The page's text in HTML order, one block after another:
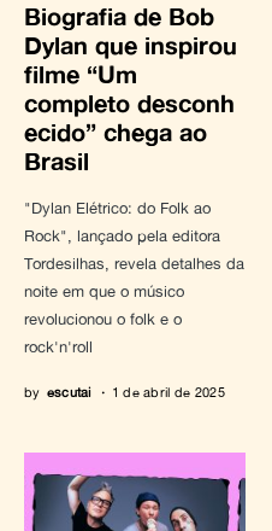
Biografia de Bob
Dylan que inspirou
filme “Um
completo desconh
ecido” chega ao
Brasil
"Dylan Elétrico: do Folk ao
Rock", lançado pela editora
Tordesilhas, revela detalhes da
noite em que o músico
revolucionou o folk e o
rock'n'roll
by escutai 1 de abril de 2025